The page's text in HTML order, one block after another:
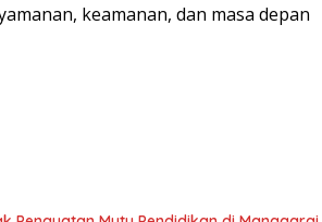
keamanan, dan masa depan